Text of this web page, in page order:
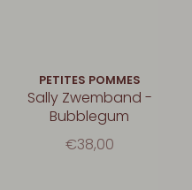
PETITES POMMES
Sally Zwemband -
Bubblegum
€38,00